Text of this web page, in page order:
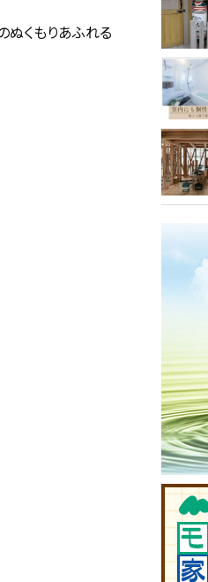
ぬくもりあふれる